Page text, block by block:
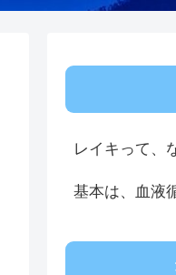
レイキって、
基本は、血液